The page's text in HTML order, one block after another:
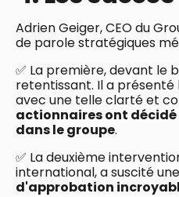
Adrien Geiger, CEO du
de parole stratégiques
✅ La première, devant le
retentissant. Il a
avec une telle clarté et
actionnaires ont
dans le groupe.
✅ La deuxième
international, a suscité une
d'approbation